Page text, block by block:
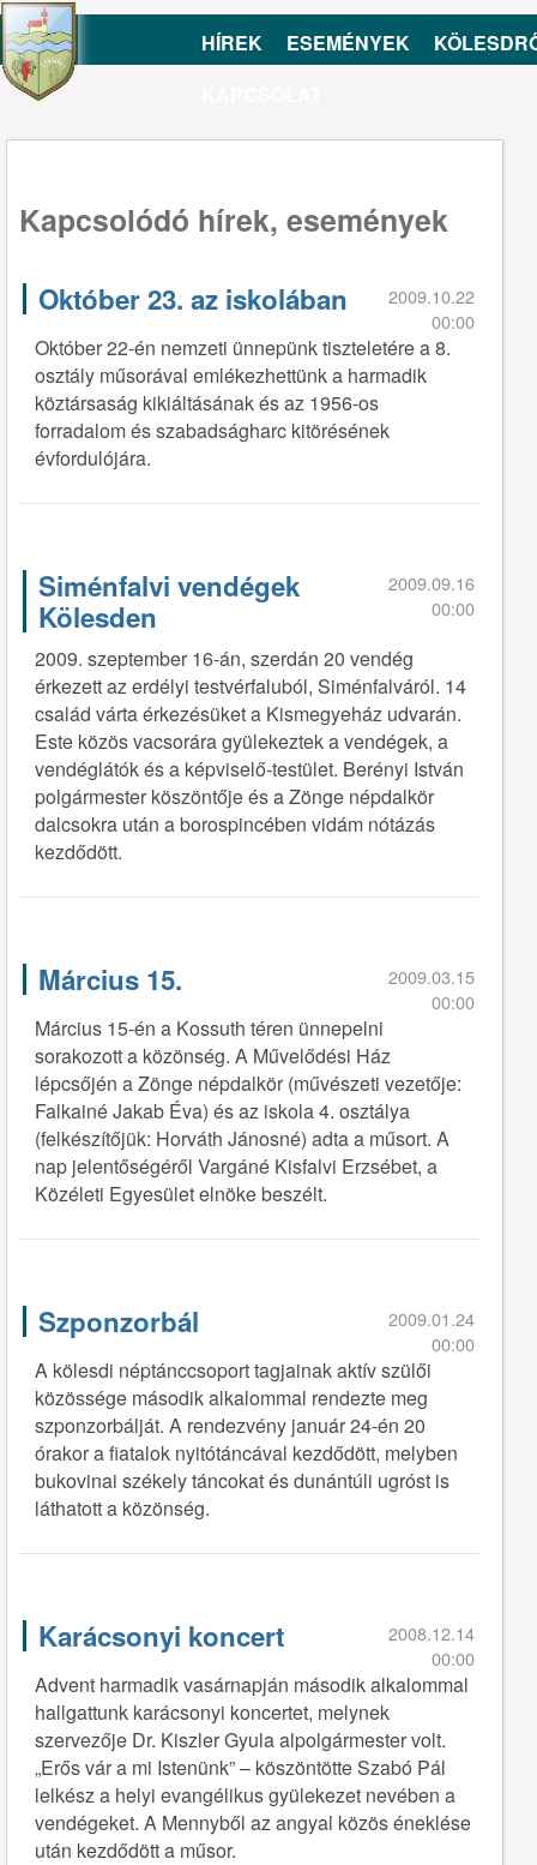
HÍREK ESEMÉNYEK
Kapcsolódó hírek, események
Október 23. az iskolában
2009.10.22
00:00
Október 22-én nemzeti ünnepünk tiszteletére a 8.
osztály műsorával emlékezhettünk a harmadik
köztársaság kikiáltásának és az 1956-os
forradalom és szabadságharc kitörésének
évfordulójára.
Siménfalvi vendégek
Kölesden
2009.09.16
00:00
2009. szeptember 16-án, szerdán 20 vendég
érkezett az erdélyi testvérfaluból, Siménfalváról. 14
család várta érkezésüket a Kismegyeház udvarán.
Este közös vacsorára gyülekeztek a vendégek, a
vendéglátók és a képviselő-testület. Berényi István
polgármester köszöntője és a Zönge népdalkör
dalcsokra után a borospincében vidám nótázás
kezdődött.
Március 15.
2009.03.15
00:00
Március 15-én a Kossuth téren ünnepelni
sorakozott a közönség. A Művelődési Ház
lépcsőjén a Zönge népdalkör (művészeti vezetője:
Falkainé Jakab Éva) és az iskola 4. osztálya
(felkészítőjük: Horváth Jánosné) adta a műsort. A
nap jelentőségéről Vargáné Kisfalvi Erzsébet, a
Közéleti Egyesület elnöke beszélt.
Szponzorbál
2009.01.24
00:00
A kölesdi néptánccsoport tagjainak aktív szülői
közössége második alkalommal rendezte meg
szponzorbálját. A rendezvény január 24-én 20
órakor a fiatalok nyitótáncával kezdődött, melyben
bukovinai székely táncokat és dunántúli ugróst is
láthatott a közönség.
Karácsonyi koncert
2008.12.14
00:00
Advent harmadik vasárnapján második alkalommal
hallgattunk karácsonyi koncertet, melynek
szervezője Dr. Kiszler Gyula alpolgármester volt.
„Erős vár a mi Istenünk” – köszöntötte Szabó Pál
lelkész a helyi evangélikus gyülekezet nevében a
vendégeket. A Mennyből az angyal közös éneklése
után kezdődött a műsor.